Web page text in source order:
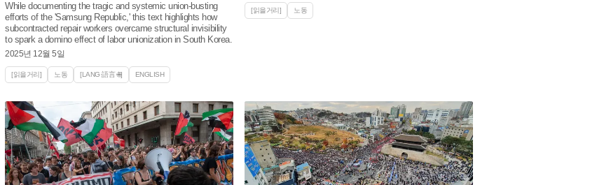
While documenting the tragic and systemic union-busting
efforts of the 'Samsung Republic,' this text highlights how
subcontracted repair workers overcame structural invisibility
to spark a domino effect of labor unionization in South Korea.
2025년 12월 5일
[읽을거리] 노동 [LANG·語言 🌐] ENGLISH
[읽을거리] 노동